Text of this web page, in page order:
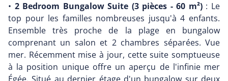
• 2 Bedroom Bungalow Suite (3 pièces - 60 m²): Le
top pour les familles nombreuses jusqu'à 4 enfants.
Ensemble très proche de la plage en bungalow
comprenant un salon et 2 chambres séparées. Vue
mer. Récemment mise à jour, cette suite somptueuse
à la position unique offre un aperçu de l'infinie mer